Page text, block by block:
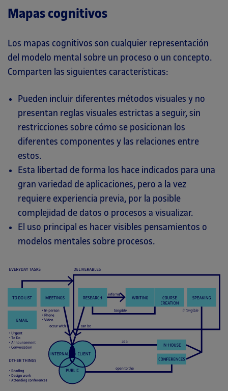
Mapas cognitivos
Los mapas cognitivos son cualquier representación
del modelo mental sobre un proceso o un concepto.
Comparten las siguientes características:
Pueden incluir diferentes métodos visuales y no
presentan reglas visuales estrictas a seguir, sin
restricciones sobre cómo se posicionan los
diferentes componentes y las relaciones entre
estos.
Esta libertad de forma los hace indicados para una
gran variedad de aplicaciones, pero a la vez
requiere experiencia previa, por la posible
complejidad de datos o procesos a visualizar.
El uso principal es hacer visibles pensamientos o
modelos mentales sobre procesos.